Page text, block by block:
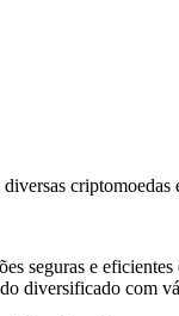
criptomoedas
seguras e
diversificado com